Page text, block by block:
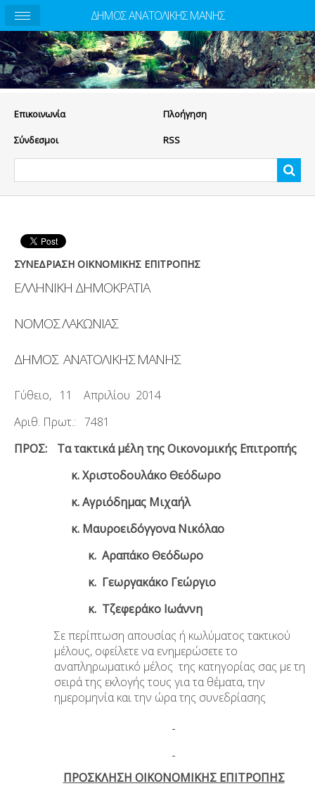
Eπικοινωνία Πλοήγηση
Σύνδεσμοι RSS
ΣΥΝΕΔΡΙΑΣΗ ΟΙΚΝΟΜΙΚΗΣ ΕΠΙΤΡΟΠΗΣ
ΕΛΛΗΝΙΚΗ ΔΗΜΟΚΡΑΤΙΑ
ΝΟΜΟΣ ΛΑΚΩΝΙΑΣ
ΔΗΜΟΣ ΑΝΑΤΟΛΙΚΗΣ ΜΑΝΗΣ
Γύθειο, 11 Απριλίου 2014
Αριθ. Πρωτ.: 7481
ΠΡΟΣ:
Τα τακτικά μέλη της Οικονομικής Επιτροπής
κ. Χριστοδουλάκο Θεόδωρο
κ. Αγριόδημας Μιχαήλ
κ. Μαυροειδόγγονα Νικόλαο
κ. Αραπάκο Θεόδωρο
κ. Γεωργακάκο Γεώργιο
κ. Τζεφεράκο Ιωάννη
Σε περίπτωση απουσίας ή κωλύματος τακτικού
μέλους, οφείλετε να ενημερώσετε το
αναπληρωματικό μέλος της κατηγορίας σας με τη
σειρά της εκλογής τους για τα θέματα, την
ημερομηνία και την ώρα της συνεδρίασης
ΠΡΟΣΚΛΗΣΗ ΟΙΚΟΝΟΜΙΚΗΣ ΕΠΙΤΡΟΠΗΣ
ΔΗΜΟΣ ΑΝΑΤΟΛΙΚΗΣ ΜΑΝΗΣ